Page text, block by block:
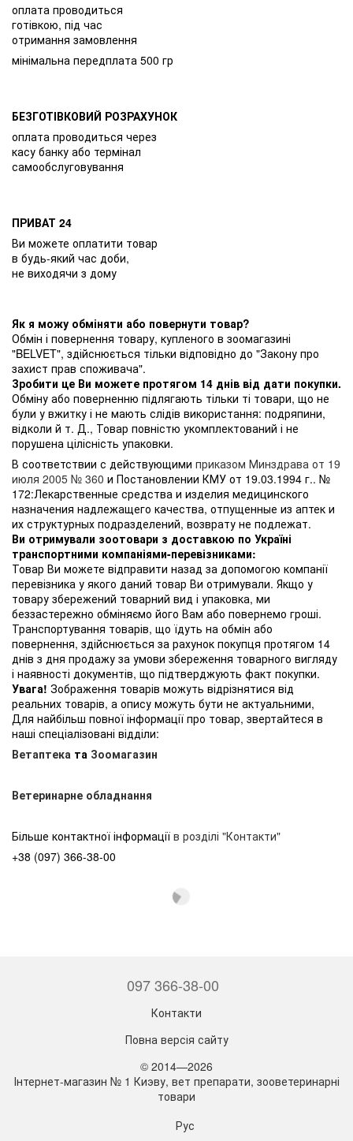
оплата проводиться
готівкою, під час
отримання замовлення
мінімальна передплата 500 гр
БЕЗГОТІВКОВИЙ РОЗРАХУНОК
оплата проводиться через
касу банку або термінал
самообслуговування
ПРИВАТ 24
Ви можете оплатити товар
в будь-який час доби,
не виходячи з дому
Як я можу обміняти або повернути товар?
Обмін і повернення товару, купленого в зоомагазині
"BELVET", здійснюється тільки відповідно до "Закону про
захист прав споживача".
Зробити це Ви можете протягом 14 днів від дати покупки.
Обміну або поверненню підлягають тільки ті товари, що не
були у вжитку і не мають слідів використання: подряпини,
відколи й т. Д., Товар повністю укомплектований і не
порушена цілісність упаковки.
В соответствии с действующими приказом Минздрава от 19
июля 2005 № 360 и Постановлении КМУ от 19.03.1994 г.. №
172:Лекарственные средства и изделия медицинского
назначения надлежащего качества, отпущенные из аптек и
их структурных подразделений, возврату не подлежат.
Ви отримували зоотовари з доставкою по Україні
транспортними компаніями-перевізниками:
Товар Ви можете відправити назад за допомогою компанії
перевізника у якого даний товар Ви отримували. Якщо у
товару збережений товарний вид і упаковка, ми
беззастережно обміняємо його Вам або повернемо гроші.
Транспортування товарів, що їдуть на обмін або
повернення, здійснюється за рахунок покупця протягом 14
днів з дня продажу за умови збереження товарного вигляду
і наявності документів, що підтверджують факт покупки.
Увага! Зображення товарів можуть відрізнятися від
реальних товарів, а опису можуть бути не актуальними,
Для найбільш повної інформації про товар, звертайтеся в
наші спеціалізовані відділи:
Ветаптека та Зоомагазин
Ветеринарне обладнання
Більше контактної інформації в розділі "Контакти"
+38 (097) 366-38-00
097 366-38-00
Контакти
Повна версія сайту
© 2014—2026
Інтернет-магазин № 1 Киэву, вет препарати, зооветеринарні
товари
Рус